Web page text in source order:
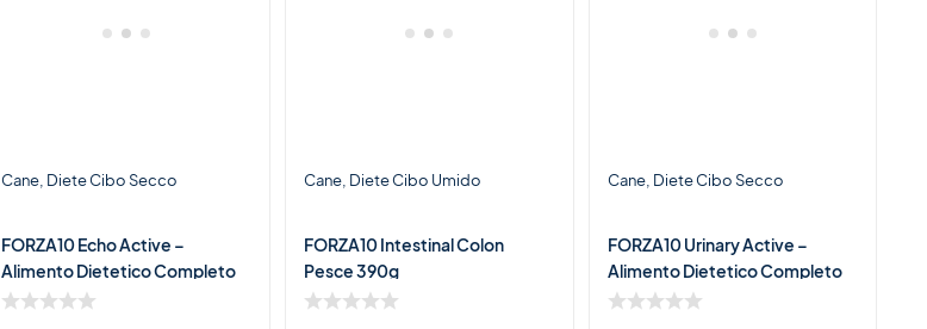
Cane Diete Cibo Secco
FORZA10 Echo Active –
Alimento Dietetico Completo
per Cani con Otiti Ricorrenti e
Cane Diete Cibo Umido
FORZA10 Intestinal Colon
Pesce 390g
Cane Diete Cibo Secco
FORZA10 Urinary Active –
Alimento Dietetico Completo
per Cani con Problemi alle Vie